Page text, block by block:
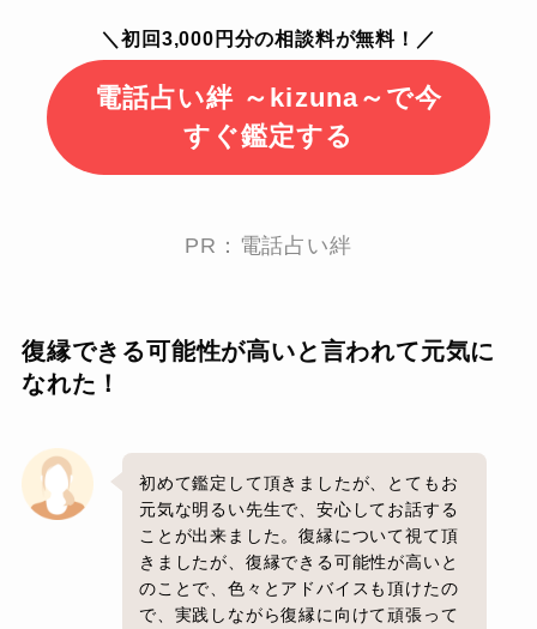
＼初回3,000円分の相談料が無料！／
電話占い絆 ～kizuna～で今
すぐ鑑定する
PR：電話占い絆
復縁できる可能性が高いと言われて元気に
なれた！
初めて鑑定して頂きましたが、とてもお
元気な明るい先生で、安心してお話する
ことが出来ました。復縁について視て頂
きましたが、復縁できる可能性が高いと
のことで、色々とアドバイスも頂けたの
で、実践しながら復縁に向けて頑張って